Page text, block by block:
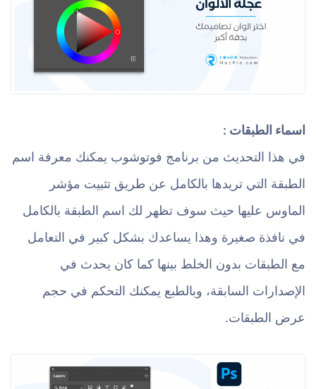
اسماء الطبقات :
في هذا التحديث من برنامج فوتوشوب يمكنك معرفة اسم
الطبقة التي تريدها بالكامل عن طريق تثبيت مؤشر
الماوس عليها حيث سوف تظهر لك اسم الطبقة بالكامل
في نافذة صغيرة وهذا يساعدك بشكل كبير في التعامل
مع الطبقات بدون الخلط بينها كما كان يحدث في
الإصدارات السابقة، وبالطبع يمكنك التحكم في حجم
عرض الطبقات.